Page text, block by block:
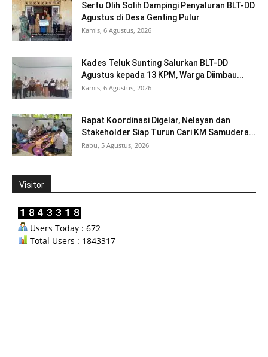
Sertu Olih Solih Dampingi Penyaluran BLT-DD
Agustus di Desa Genting Pulur
Kamis, 6 Agustus, 2026
Kades Teluk Sunting Salurkan BLT-DD
Agustus kepada 13 KPM, Warga Diimbau...
Kamis, 6 Agustus, 2026
Rapat Koordinasi Digelar, Nelayan dan
Stakeholder Siap Turun Cari KM Samudera...
Rabu, 5 Agustus, 2026
Visitor
Users Today : 672
Total Users : 1843317